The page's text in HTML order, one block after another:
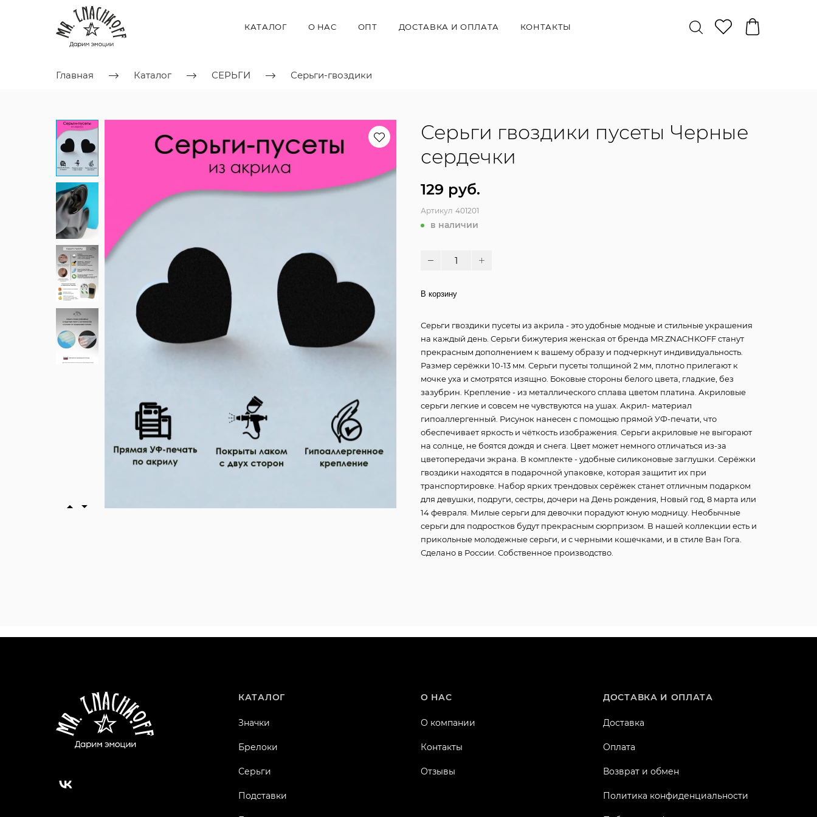
КАТАЛОГ О НАС ОПТ ДОСТАВКА И ОПЛАТА КОНТАКТЫ
Главная Каталог СЕРЬГИ Серьги-гвоздики
Серьги гвоздики пусеты Черные
сердечки
129 руб.
Артикул 401201
в наличии
В корзину
Серьги гвоздики пусеты из акрила - это удобные модные и стильные украшения
на каждый день. Серьги бижутерия женская от бренда MR.ZNACHKOFF станут
прекрасным дополнением к вашему образу и подчеркнут индивидуальность.
Размер серёжки 10-13 мм. Серьги пусеты толщиной 2 мм, плотно прилегают к
мочке уха и смотрятся изящно. Боковые стороны белого цвета, гладкие, без
зазубрин. Крепление - из металлического сплава цветом платина. Акриловые
серьги легкие и совсем не чувствуются на ушах. Акрил- материал
гипоаллергенный. Рисунок нанесен с помощью прямой УФ-печати, что
обеспечивает яркость и чёткость изображения. Серьги акриловые не выгорают
на солнце, не боятся дождя и снега. Цвет может немного отличаться из-за
цветопередачи экрана. В комплекте - удобные силиконовые заглушки. Серёжки
гвоздики находятся в подарочной упаковке, которая защитит их при
транспортировке. Набор ярких трендовых серёжек станет отличным подарком
для девушки, подруги, сестры, дочери на День рождения, Новый год, 8 марта или
14 февраля. Милые серьги для девочки порадуют юную модницу. Необычные
серьги для подростков будут прекрасным сюрпризом. В нашей коллекции есть и
прикольные молодежные серьги, и с черными кошечками, и в стиле Ван Гога.
Сделано в России. Собственное производство.
КАТАЛОГ
Значки
Брелоки
Серьги
Подставки
О НАС
О компании
Контакты
Отзывы
ДОСТАВКА И ОПЛАТА
Доставка
Оплата
Возврат и обмен
Политика конфиденциальности